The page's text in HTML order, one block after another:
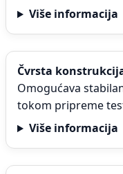
Više informacija
Čvrsta
Omogućava
tokom pripreme
Više informacija